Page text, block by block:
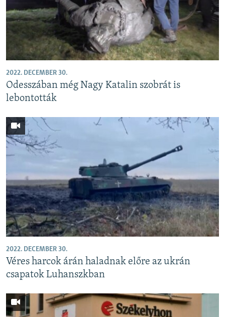
2022. DECEMBER 30.
Odesszában még Nagy Katalin szobrát is
lebontották
2022. DECEMBER 30.
Véres harcok árán haladnak előre az ukrán
csapatok Luhanszkban